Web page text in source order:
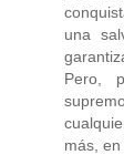
una
Pero,
más,